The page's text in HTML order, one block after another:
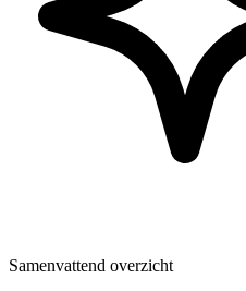
Samenvattend overzicht